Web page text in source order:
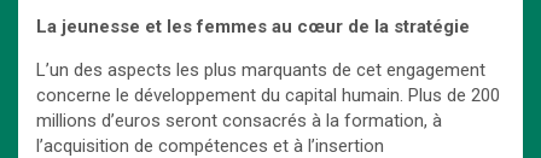
La jeunesse et les femmes au cœur de la stratégie
L’un des aspects les plus marquants de cet engagement
concerne le développement du capital humain. Plus de 200
millions d’euros seront consacrés à la formation, à
l’acquisition de compétences et à l’insertion